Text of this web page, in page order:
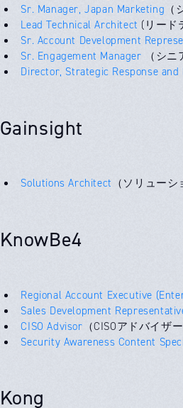
Sr. Manager, Japan Marketing
Lead Technical Architect (リード
Sr. Account Development
Sr. Engagement Manager （シニ
Director, Strategic Response and
Gainsight
Solutions Architect （ソリューシ
KnowBe4
Regional Account Executive
Sales Development
CISO Advisor （CISOアドバイザ
Security Awareness Content
Kong